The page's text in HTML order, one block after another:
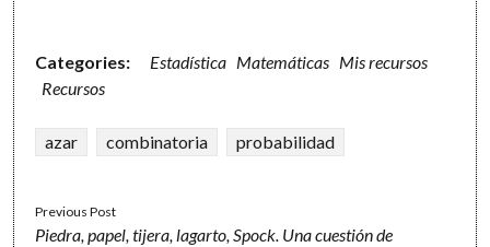
Categories: Estadística Matemáticas Mis recursos
Recursos
azar combinatoria probabilidad
Previous Post
Piedra, papel, tijera, lagarto, Spock. Una cuestión de